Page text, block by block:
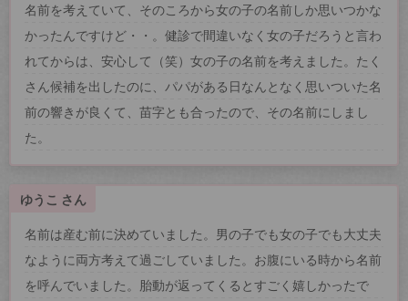
名前を考えていて、そのころから女の子の名前しか思いつかな
かったんですけど・・。健診で間違いなく女の子だろうと言わ
れてからは、安心して（笑）女の子の名前を考えました。たく
さん候補を出したのに、パパがある日なんとなく思いついた名
前の響きが良くて、苗字とも合ったので、その名前にしまし
た。
ゆうこ さん
名前は産む前に決めていました。男の子でも女の子でも大丈夫
なように両方考えて過ごしていました。お腹にいる時から名前
を呼んでいました。胎動が返ってくるとすごく嬉しかったで